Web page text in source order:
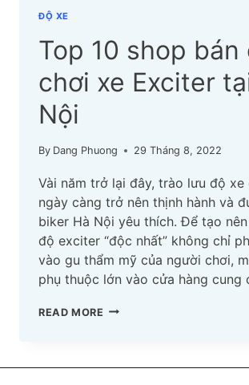
ĐỘ XE
Top 10 shop bán
chơi xe Exciter
Nội
By Dang Phuong 29 Tháng 8, 2022
Vài năm trở lại đây, trào lưu độ xe
ngày càng trở nên thịnh hành và
biker Hà Nội yêu thích. Để tạo
độ exciter “độc nhất” không chỉ
vào gu thẩm mỹ của người chơi,
phụ thuộc lớn vào cửa hàng cung
READ MORE TOP
BÁN